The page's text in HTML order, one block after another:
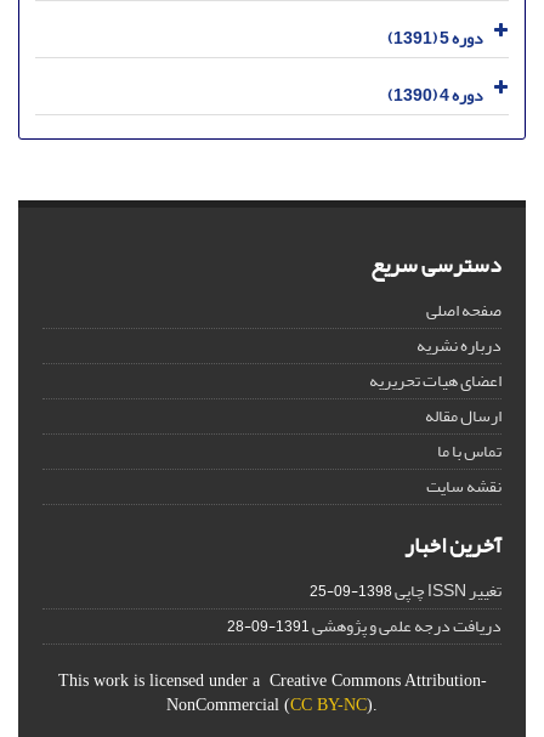
دوره 5 (1391)
دوره 4 (1390)
دسترسی سریع
صفحه اصلی
درباره نشریه
اعضای هیات تحریریه
ارسال مقاله
تماس با ما
نقشه سایت
آخرین اخبار
تغییر ISSN چاپی 1398-09-25
دریافت درجه علمی و پژوهشی1391-09-28
This work is licensed under a Creative Commons Attribution-
NonCommercial (CC BY-NC).